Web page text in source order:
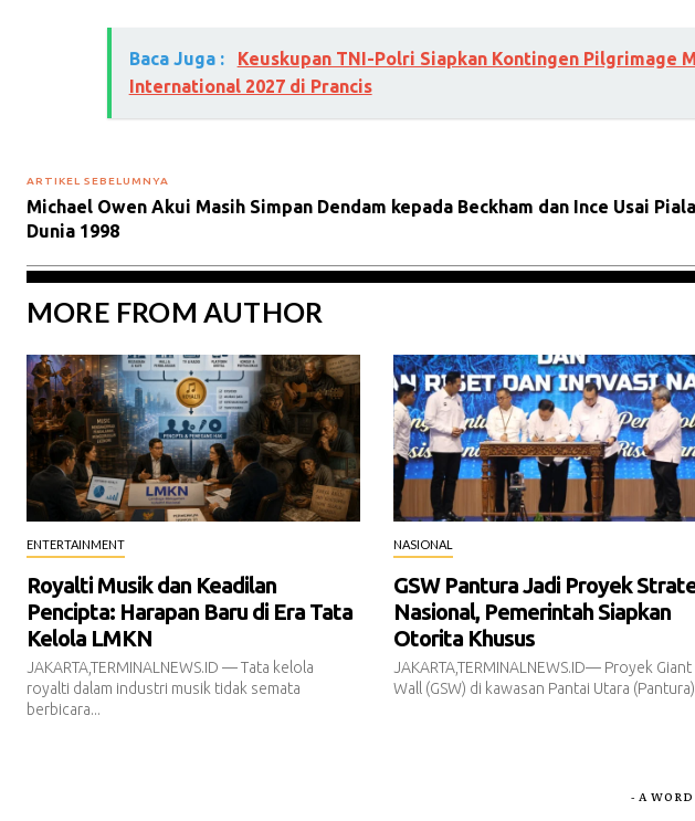
Baca Juga :
Keuskupan TNI-Polri Siapkan Kontingen Pilgrimage
International 2027 di Prancis
ARTIKEL SEBELUMNYA
Michael Owen Akui Masih Simpan Dendam kepada Beckham dan Ince Usai Piala
Dunia 1998
MORE FROM AUTHOR
ENTERTAINMENT
Royalti Musik dan Keadilan
Pencipta: Harapan Baru di Era Tata
Kelola LMKN
JAKARTA,TERMINALNEWS.ID — Tata kelola
royalti dalam industri musik tidak semata
berbicara...
NASIONAL
GSW Pantura Jadi Proyek
Nasional, Pemerintah Siapkan
Otorita Khusus
JAKARTA,TERMINALNEWS.ID— Proyek Giant
Wall (GSW) di kawasan Pantai Utara
- A